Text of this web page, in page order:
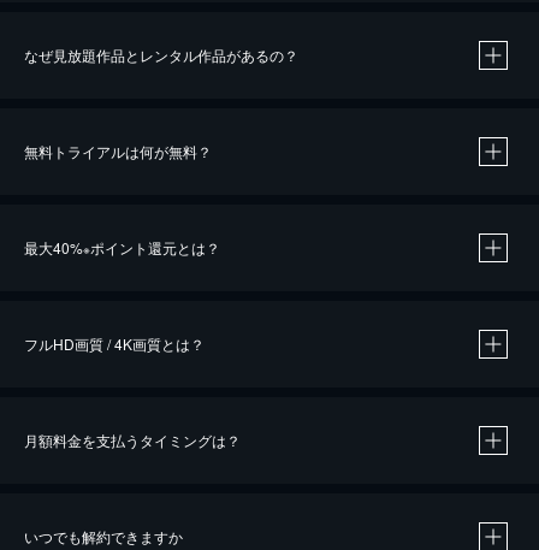
なぜ見放題作品とレンタル作品があるの？
無料トライアルは何が無料？
最大40%※ポイント還元とは？
※40％ポイント還元の対象は、クレジットカード決済による作品の購入 / レンタルです。
iOSアプリのUコイン決済による作品の購入 / レンタルは、20％のポイント還元です。
フルHD画質 / 4K画質とは？
月額料金を支払うタイミングは？
いつでも解約できますか